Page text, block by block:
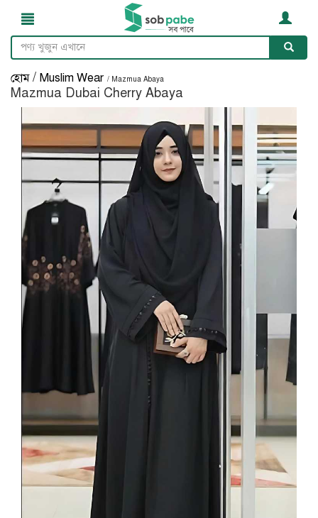
হোম / Muslim Wear / Mazmua Abaya
Mazmua Dubai Cherry Abaya